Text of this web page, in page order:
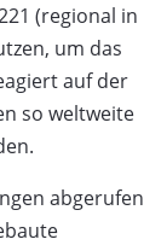
(regional in
um das
auf der
so weltweite
abgerufen